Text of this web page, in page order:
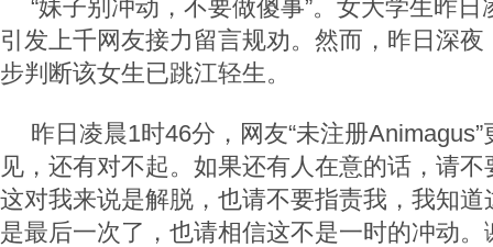
“妹子别冲动，不要做傻事”。女大学生昨
引发上千网友接力留言规劝。然而，昨日深
步判断该女生已跳江轻生。
昨日凌晨1时46分，网友“未注册Animagus”
见，还有对不起。如果还有人在意的话，请
这对我来说是解脱，也请不要指责我，我知
是最后一次了，也请相信这不是一时的冲动